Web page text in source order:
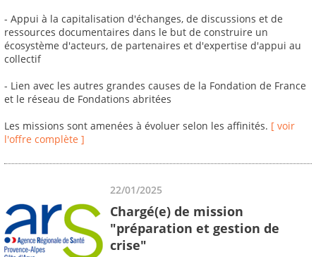
- Appui à la capitalisation d'échanges, de discussions et de
ressources documentaires dans le but de construire un
écosystème d'acteurs, de partenaires et d'expertise d'appui au
collectif
- Lien avec les autres grandes causes de la Fondation de France
et le réseau de Fondations abritées
Les missions sont amenées à évoluer selon les affinités. [ voir
l'offre complète ]
22/01/2025
Chargé(e) de mission
"préparation et gestion de
crise"